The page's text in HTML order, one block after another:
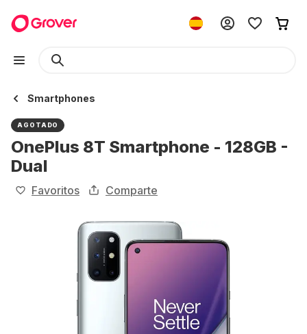
Smartphones
AGOTADO
OnePlus 8T Smartphone - 128GB -
Dual
Favoritos Comparte